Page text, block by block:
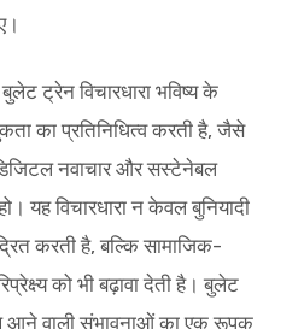
ट्रेन विचारधारा भविष्य के
का प्रतिनिधित्व करती है, जैसे
नवाचार और सस्टेनेबल
यह विचारधारा न केवल बुनियादी
करती है, बल्कि सामाजिक-
को भी बढ़ावा देती है। बुलेट
वाली संभावनाओं का एक रूपक